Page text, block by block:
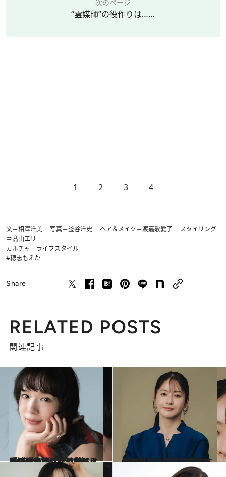
次のページ
“霊媒師”の役作りは……
1 2 3 4
文＝相澤洋美 写真＝釜谷洋史 ヘア＆メイク＝渡嘉敷愛子 スタイリング
＝髙山エリ
カルチャーライフスタイル
#穂志もえか
Share
RELATED POSTS
関連記事
2026.5.30
【続きを読む】穂志もえかが語る、『ばけばけ』出演の後押しをしたトミー・バストウとの絆とは「“日本で働くのが夢”と聞いていて…」
カルチャー 2026.4.5
「白黒はっきりさせたいタイプだった」NHK初主演のプレミアムドラマ『対決』で新聞記者役を演じた松本若菜に起こった変化
カルチャー